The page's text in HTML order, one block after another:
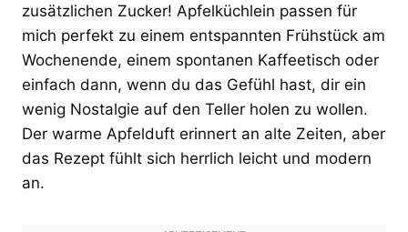
zusätzlichen Zucker! Apfelküchlein passen für
mich perfekt zu einem entspannten Frühstück am
Wochenende, einem spontanen Kaffeetisch oder
einfach dann, wenn du das Gefühl hast, dir ein
wenig Nostalgie auf den Teller holen zu wollen.
Der warme Apfelduft erinnert an alte Zeiten, aber
das Rezept fühlt sich herrlich leicht und modern
an.